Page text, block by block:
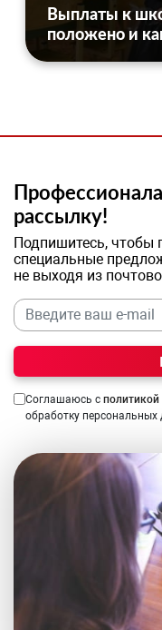
Выплаты к
положено и
рассылку!
Подпишитесь, чтобы
специальные
не выходя из
Соглашаюсь с
обработку персональных